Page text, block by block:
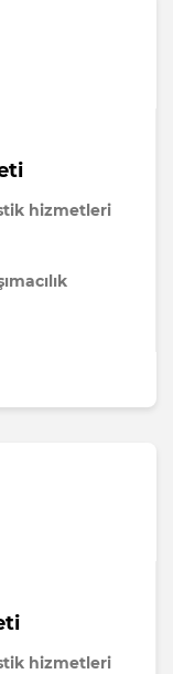
hizmetleri
hizmetleri